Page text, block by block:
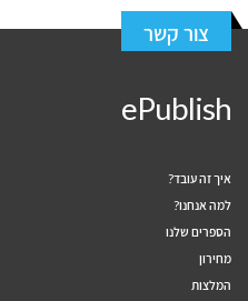
צור קשר
ePublish
איך זה עובד?
למה אנחנו?
הספרים שלנו
מחירון
המלצות